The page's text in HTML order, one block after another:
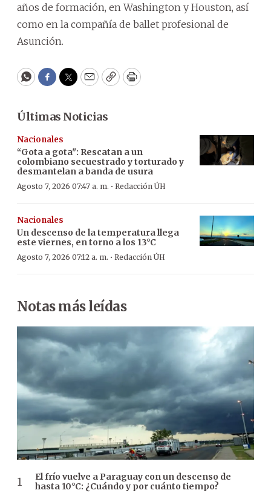
años de formación, en Washington y Houston, así
como en la compañía de ballet profesional de
Asunción.
WhatsApp
Facebook
Twitter
EmailCopyPrint
Últimas Noticias
Nacionales
“Gota a gota": Rescatan a un
colombiano secuestrado y torturado y
desmantelan a banda de usura
Agosto 7, 2026 07:47 a. m. · Redacción ÚH
Nacionales
Un descenso de la temperatura llega
este viernes, en torno a los 13°C
Agosto 7, 2026 07:12 a. m. · Redacción ÚH
Notas más leídas
El frío vuelve a Paraguay con un descenso de
hasta 10°C: ¿Cuándo y por cuánto tiempo?